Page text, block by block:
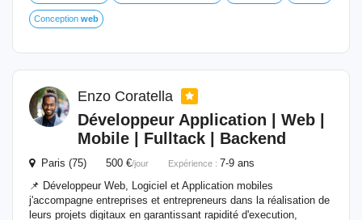
Conception web
Enzo Coratella
Développeur Application Web
Mobile | Fulltack | Backend
Paris (75) 500 €/jour Expérience : 7-9 ans
📌 Développeur Web, Logiciel et Application mobiles
j'accompagne entreprises et entrepreneurs dans la réalisation de
leurs projets digitaux en garantissant rapidité d'execution,